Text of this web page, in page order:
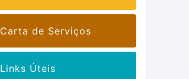
Carta de Serviços
Links Úteis